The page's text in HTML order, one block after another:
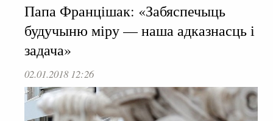
Папа Францішак: «Забяспечыць
будучыню міру — наша адказнасць і
задача»
02.01.2018 12:26